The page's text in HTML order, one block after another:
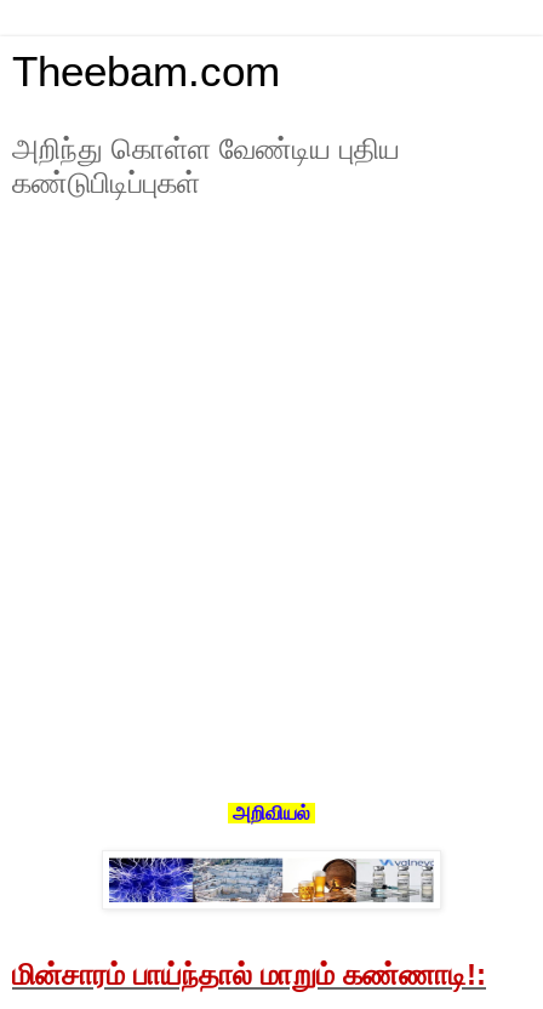
Theebam.com
அறிந்து கொள்ள வேண்டிய புதிய
கண்டுபிடிப்புகள்
அறிவியல்
மின்சாரம் பாய்ந்தால் மாறும் கண்ணாடி!: